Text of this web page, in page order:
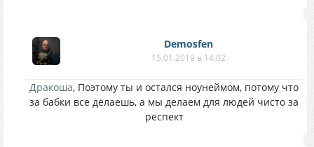
Demosfen
15.01.2019 в 14:02
Дракоша, Поэтому ты и остался ноунеймом, потому что
за бабки все делаешь, а мы делаем для людей чисто за
респект